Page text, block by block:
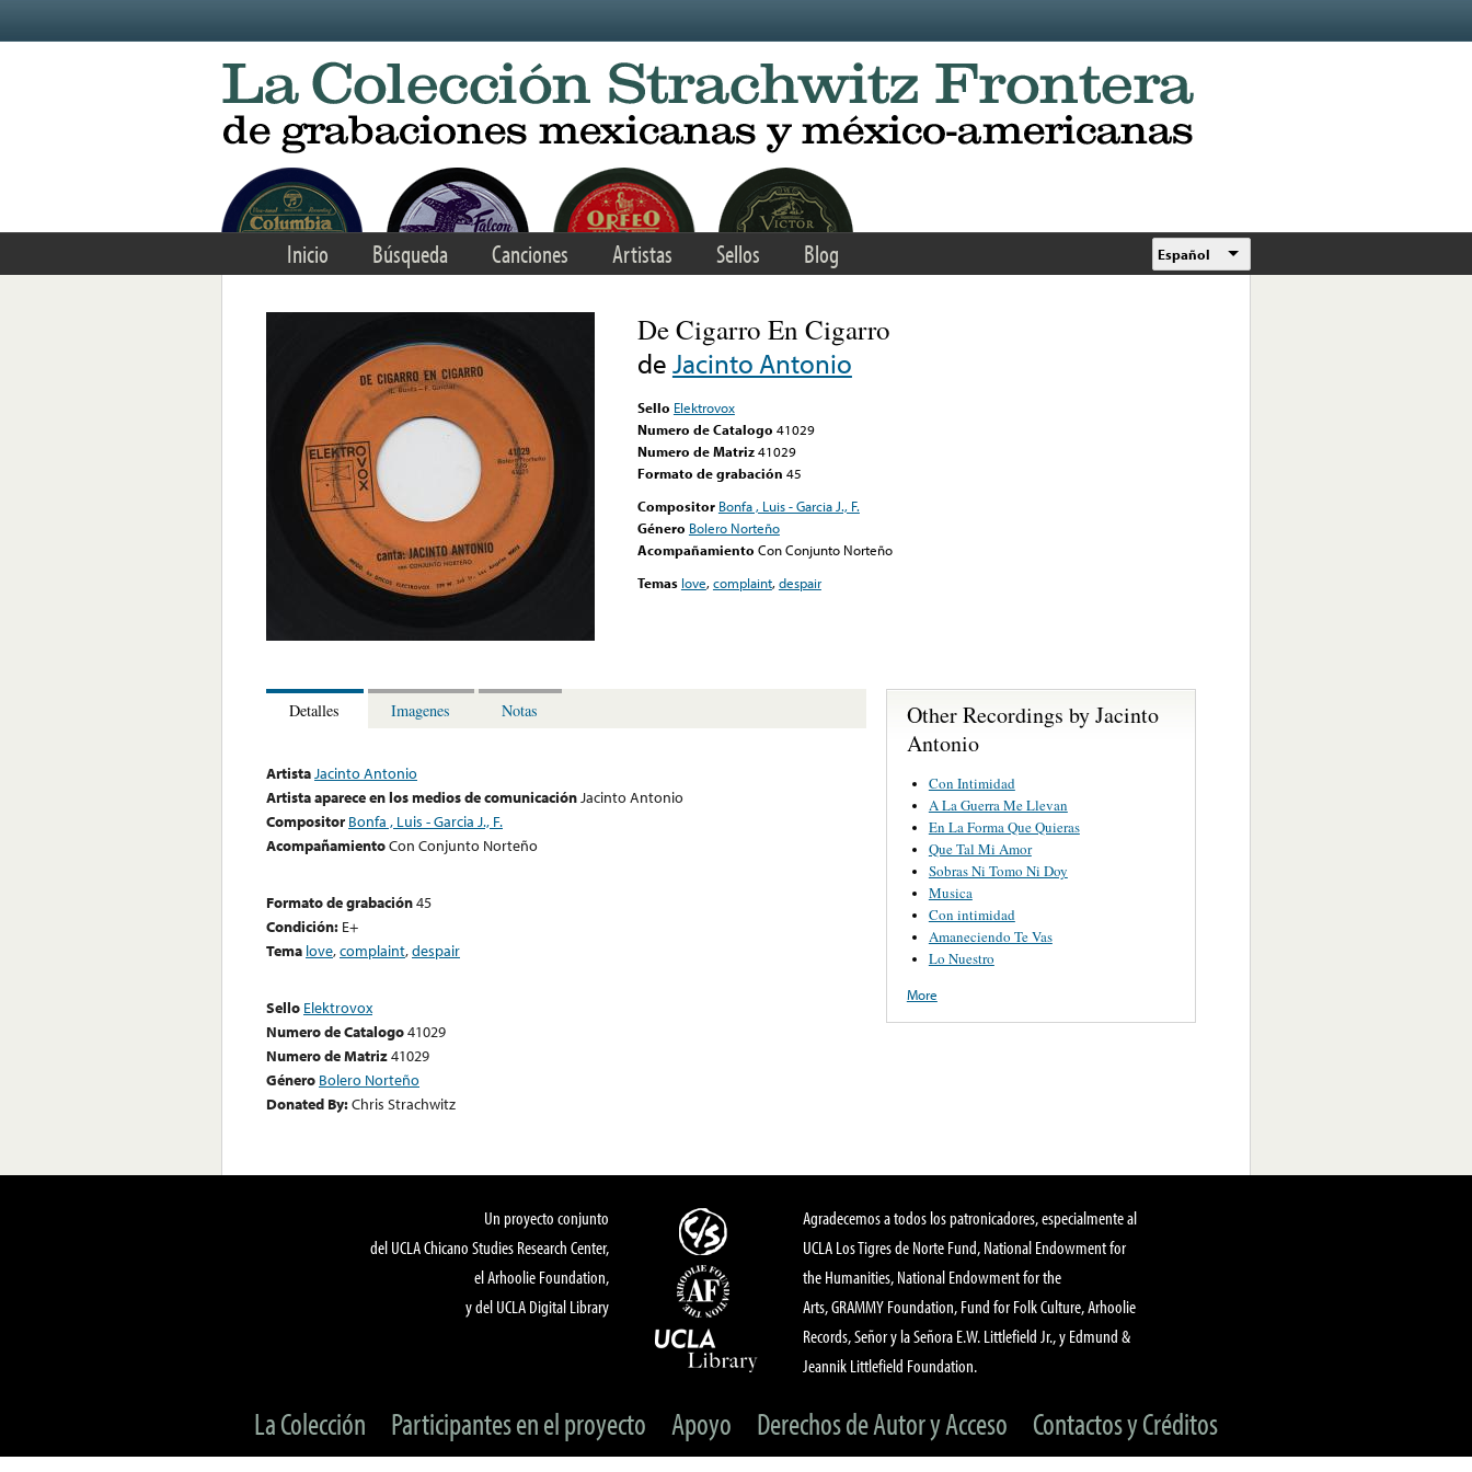
Inicio Búsqueda Canciones Artistas Sellos Blog Español
De Cigarro En Cigarro
deJacinto Antonio
Sello Elektrovox
Numero de Catalogo 41029
Numero de Matriz41029
Formato de grabación 45
Compositor Bonfa , Luis - Garcia J., F.
Género Bolero Norteño
Acompañamiento Con Conjunto Norteño
Temas love,complaint,despair
Detalles Imagenes Notas
ArtistaJacinto Antonio
Artista aparece en los medios de comunicaciónJacinto Antonio
Compositor Bonfa , Luis - Garcia J., F.
AcompañamientoCon Conjunto Norteño
Formato de grabación45
Condición: E+
Tema love,complaint,despair
Sello Elektrovox
Numero de Catalogo41029
Numero de Matriz41029
Género Bolero Norteño
Donated By:Chris Strachwitz
Other Recordings by Jacinto
Antonio
Con Intimidad
A La Guerra Me Llevan
En La Forma Que Quieras
Que Tal Mi Amor
Sobras Ni Tomo Ni Doy
Musica
Con intimidad
Amaneciendo Te Vas
Lo Nuestro
More
Un proyecto conjunto
del UCLA Chicano Studies Research Center,
el Arhoolie Foundation,
y del UCLA Digital Library
Agradecemos a todos los patronicadores, especialmente al
UCLA Los Tigres de Norte Fund, National Endowment for
the Humanities, National Endowment for the
Arts, GRAMMY Foundation, Fund for Folk Culture, Arhoolie
Records, Señor y la Señora E.W. Littlefield Jr., y Edmund &
Jeannik Littlefield Foundation.
La Colección Participantes en el proyecto Apoyo Derechos de Autor y Acceso Contactos y Créditos